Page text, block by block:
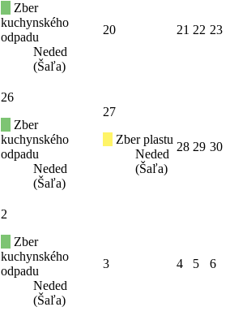
Zber
kuchynského
odpadu
Neded
(Šaľa)
20 21 22 23
26
Zber
kuchynského
odpadu
Neded
(Šaľa)
27
Zber plastu
Neded
(Šaľa)
28 29 30
2
Zber
kuchynského
odpadu
Neded
(Šaľa)
3 4 5 6